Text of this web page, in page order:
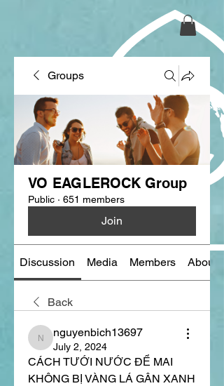
Groups
VO EAGLEROCK Group
Public · 651 members
Join
Discussion Media Members About
Back
nguyenbich13697
nguyenbich13697
July 2, 2024
CÁCH TƯỚI NƯỚC ĐỂ MAI
KHÔNG BỊ VÀNG LÁ GÂN XANH